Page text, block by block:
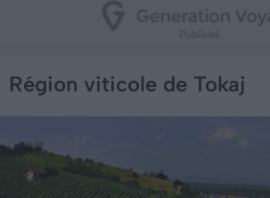
Région viticole de Tokaj